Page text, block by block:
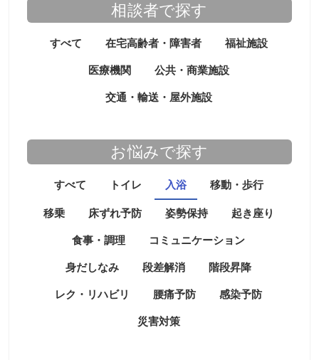
相談者で探す
すべて 在宅高齢者・障害者 福祉施設
医療機関 公共・商業施設
交通・輸送・屋外施設
お悩みで探す
すべて トイレ 入浴 移動・歩行
移乗 床ずれ予防 姿勢保持 起き座り
食事・調理 コミュニケーション
身だしなみ 段差解消 階段昇降
レク・リハビリ 腰痛予防 感染予防
災害対策